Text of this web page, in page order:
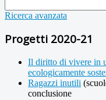
Ricerca avanzata
Progetti 2020-21
Il diritto di vivere in
ecologicamente
Ragazzi inutili
conclusione